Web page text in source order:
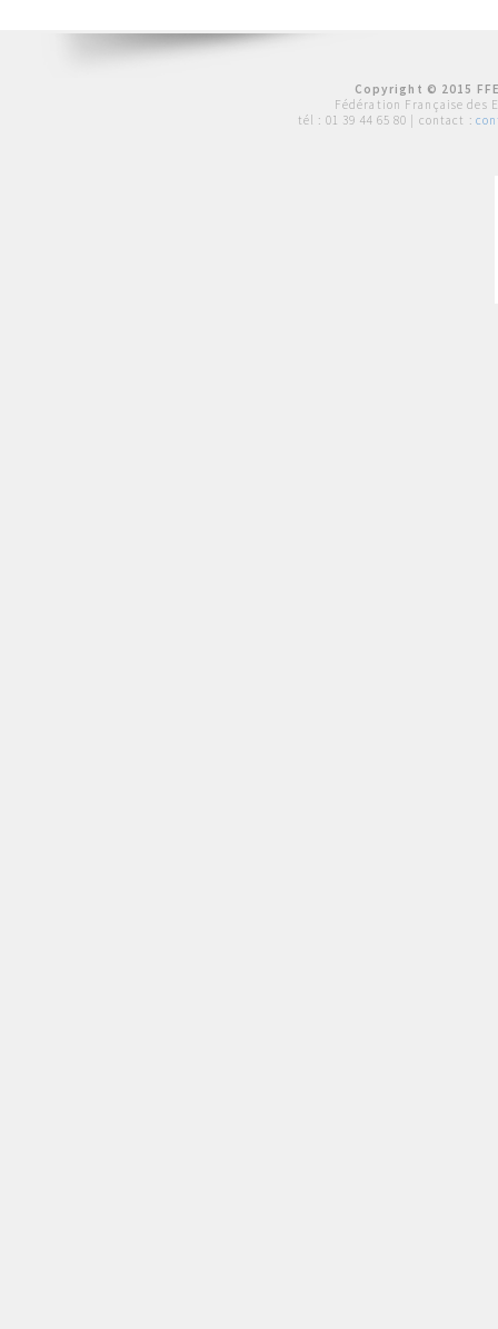
Copyright © 2015
Fédération Française des
tél : 01 39 44 65 80 | contact :